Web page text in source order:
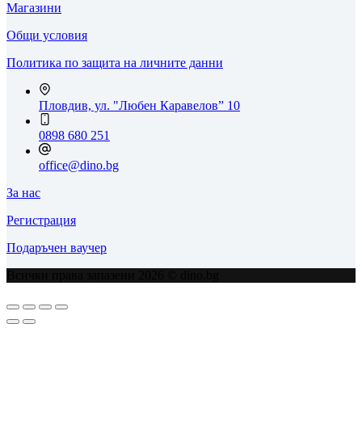
Магазини
Общи условия
Политика по защита на личните данни
Пловдив, ул. "Любен Каравелов” 10
0898 680 251
office@dino.bg
За нас
Регистрация
Подаръчен ваучер